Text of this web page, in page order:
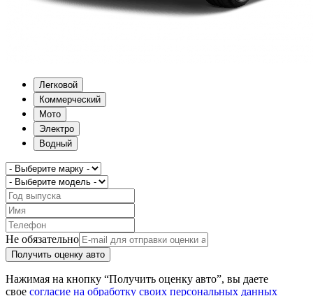
Легковой
Коммерческий
Мото
Электро
Водный
Не обязательно
Получить оценку авто
Нажимая на кнопку “Получить оценку авто”, вы даете
свое согласие на обработку своих персональных данных